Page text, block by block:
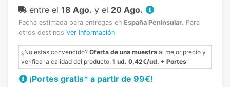
entre el 18 Ago. y el 20 Ago.
Fecha estimada para entregas en España Peninsular. Para
otros destinos Ver Información
¿No estas convencido? Oferta de una muestra al mejor precio y
verifica la calidad del producto. 1 ud. 0,42€/ud. + Portes
¡Portes gratis* a partir de 99€!